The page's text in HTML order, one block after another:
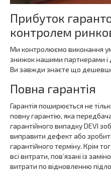
Прибуток
контролем
Ми контролюємо виконання
знижок нашими партнерами і
Ви завжди знаєте що
Повна гарантія
Гарантія поширюється не
повну гарантію, яка
гарантійного випадку DEVI
виправити дефект або
гарантійного терміну. Крім
всі витрати, пов’язані із
витрати по відновленню